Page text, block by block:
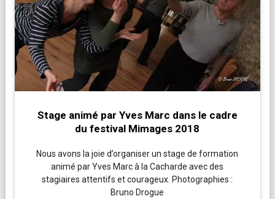
Stage animé par Yves Marc dans le cadre
du festival Mimages 2018
Nous avons la joie d’organiser un stage de formation
animé par Yves Marc à la Cacharde avec des
stagiaires attentifs et courageux. Photographies :
Bruno Drogue